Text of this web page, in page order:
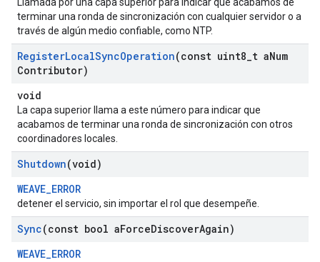
terminar una ronda de sincronización con cualquier servidor o a
través de algún medio confiable, como NTP.
RegisterLocalSyncOperation(const uint8 t aNum
Contributor)
void
La capa superior llama a este número para indicar que
acabamos de terminar una ronda de sincronización con otros
coordinadores locales.
Shutdown(void)
WEAVE_ERROR
detener el servicio, sin importar el rol que desempeñe.
Sync(const bool aForceDiscoverAgain)
WEAVE_ERROR